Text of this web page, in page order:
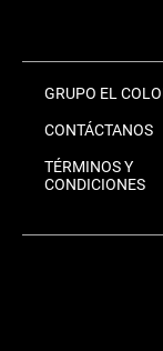
GRUPO EL
CONTÁCTANOS
TÉRMINOS Y
CONDICIONES